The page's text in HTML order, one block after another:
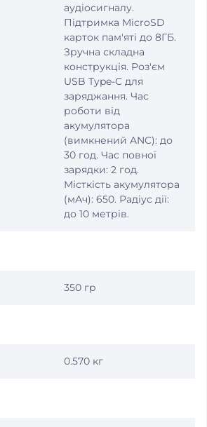
аудіосигналу.
Підтримка MicroSD
карток пам'яті до 8ГБ.
Зручна складна
конструкція. Роз'єм
USB Type-C для
заряджання. Час
роботи від
акумулятора
(вимкнений ANC): до
30 год. Час повної
зарядки: 2 год.
Місткість акумулятора
(мАч): 650. Радіус дії:
до 10 метрів.
350 гр
0.570 кг